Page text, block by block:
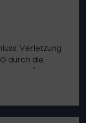
Verletzung
durch die
Bbg (juris:
–
BvR 2961/14